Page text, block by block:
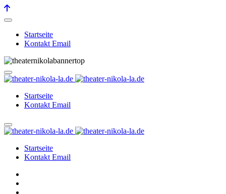
Startseite
Kontakt Email
Startseite
Kontakt Email
Startseite
Kontakt Email